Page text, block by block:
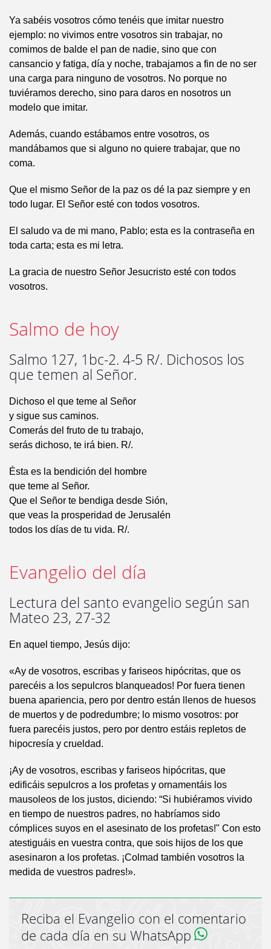
Ya sabéis vosotros cómo tenéis que imitar nuestro
ejemplo: no vivimos entre vosotros sin trabajar, no
comimos de balde el pan de nadie, sino que con
cansancio y fatiga, día y noche, trabajamos a fin de no ser
una carga para ninguno de vosotros. No porque no
tuviéramos derecho, sino para daros en nosotros un
modelo que imitar.
Además, cuando estábamos entre vosotros, os
mandábamos que si alguno no quiere trabajar, que no
coma.
Que el mismo Señor de la paz os dé la paz siempre y en
todo lugar. El Señor esté con todos vosotros.
El saludo va de mi mano, Pablo; esta es la contraseña en
toda carta; esta es mi letra.
La gracia de nuestro Señor Jesucristo esté con todos
vosotros.
Salmo de hoy
Salmo 127, 1bc-2. 4-5 R/. Dichosos los
que temen al Señor.
Dichoso el que teme al Señor
y sigue sus caminos.
Comerás del fruto de tu trabajo,
serás dichoso, te irá bien. R/.
Ésta es la bendición del hombre
que teme al Señor.
Que el Señor te bendiga desde Sión,
que veas la prosperidad de Jerusalén
todos los días de tu vida. R/.
Evangelio del día
Lectura del santo evangelio según san
Mateo 23, 27-32
En aquel tiempo, Jesús dijo:
«Ay de vosotros, escribas y fariseos hipócritas, que os
parecéis a los sepulcros blanqueados! Por fuera tienen
buena apariencia, pero por dentro están llenos de huesos
de muertos y de podredumbre; lo mismo vosotros: por
fuera parecéis justos, pero por dentro estáis repletos de
hipocresía y crueldad.
¡Ay de vosotros, escribas y fariseos hipócritas, que
edificáis sepulcros a los profetas y ornamentáis los
mausoleos de los justos, diciendo: “Si hubiéramos vivido
en tiempo de nuestros padres, no habríamos sido
cómplices suyos en el asesinato de los profetas!" Con esto
atestiguáis en vuestra contra, que sois hijos de los que
asesinaron a los profetas. ¡Colmad también vosotros la
medida de vuestros padres!».
Reciba el Evangelio con el comentario
de cada día en su WhatsApp